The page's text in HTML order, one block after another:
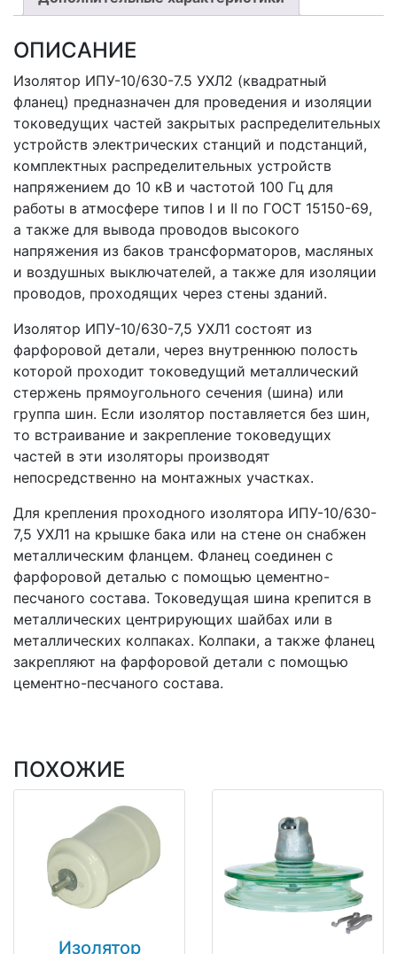
ОПИСАНИЕ
Изолятор ИПУ-10/630-7.5 УХЛ2 (квадратный
фланец) предназначен для проведения и изоляции
токоведущих частей закрытых распределительных
устройств электрических станций и подстанций,
комплектных распределительных устройств
напряжением до 10 кВ и частотой 100 Гц для
работы в атмосфере типов I и II по ГОСТ 15150-69,
а также для вывода проводов высокого
напряжения из баков трансформаторов, масляных
и воздушных выключателей, а также для изоляции
проводов, проходящих через стены зданий.
Изолятор ИПУ-10/630-7,5 УХЛ1 состоят из
фарфоровой детали, через внутреннюю полость
которой проходит токоведущий металлический
стержень прямоугольного сечения (шина) или
группа шин. Если изолятор поставляется без шин,
то встраивание и закрепление токоведущих
частей в эти изоляторы производят
непосредственно на монтажных участках.
Для крепления проходного изолятора ИПУ-10/630-
7,5 УХЛ1 на крышке бака или на стене он снабжен
металлическим фланцем. Фланец соединен с
фарфоровой деталью с помощью цементно-
песчаного состава. Токоведущая шина крепится в
металлических центрирующих шайбах или в
металлических колпаках. Колпаки, а также фланец
закрепляют на фарфоровой детали с помощью
цементно-песчаного состава.
ПОХОЖИЕ
Изолятор